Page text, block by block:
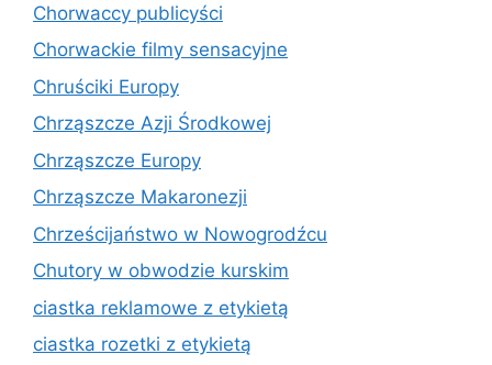
Chorwaccy publicyści
Chorwackie filmy sensacyjne
Chruściki Europy
Chrząszcze Azji Środkowej
Chrząszcze Europy
Chrząszcze Makaronezji
Chrześcijaństwo w Nowogrodźcu
Chutory w obwodzie kurskim
ciastka reklamowe z etykietą
ciastka rozetki z etykietą